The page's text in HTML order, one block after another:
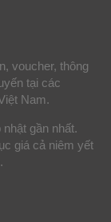
voucher, thông
tại các
Nam.
gần nhất.
giá cả niêm yết